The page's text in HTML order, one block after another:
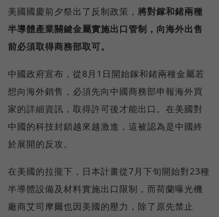
美國國慶前夕祭出了反制政策， 將對鎵和鍺兩種
半導體產業關鍵金屬實施出口管制，向海外出售
前必須取得商務部取可。
中國政府宣布，從8月1日開始鎵和鍺兩種金屬若
想向海外銷售，必須先向中國商務部申報海外買
家的詳細資訊，取得許可後才能出口。在美國對
中國的科技封鎖越來越激進，這被認為是中國終
於展開的反攻。
在美國的拉攏下，日本計畫從7月下旬開始對23種
半導體設備及材料實施出口限制，而荷蘭曝光機
廠商艾司摩爾也因美國的壓力，除了原先禁止